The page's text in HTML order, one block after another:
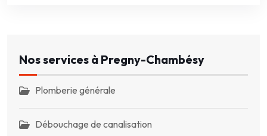
Nos services à Pregny-Chambésy
Plomberie générale
Débouchage de canalisation